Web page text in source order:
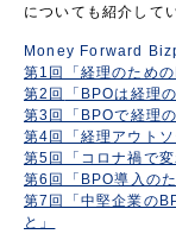
についても紹介して
Money Forward
第1回「経理のため
第2回
「BPOは経理
第3回「BPOで経理
第4回「経理アウト
第5回「コロナ禍で
第6回「BPO導入の
第7回「中堅企業の
と」